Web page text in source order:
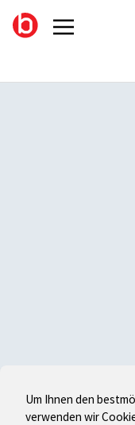
Um Ihnen den
verwenden wir